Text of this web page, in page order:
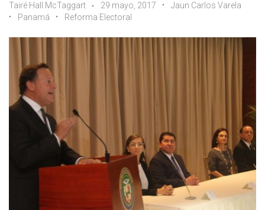
Tairé Hall McTaggart 29 mayo, 2017
Jaun Carlos Varela
Panamá
Reforma Electoral